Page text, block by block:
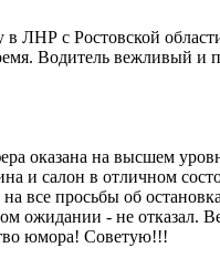
в ЛНР с Ростовской
Водитель вежливый и
оказана на высшем
и салон в отличном
на все просьбы об
ожидании - не отказал.
юмора! Советую!!!